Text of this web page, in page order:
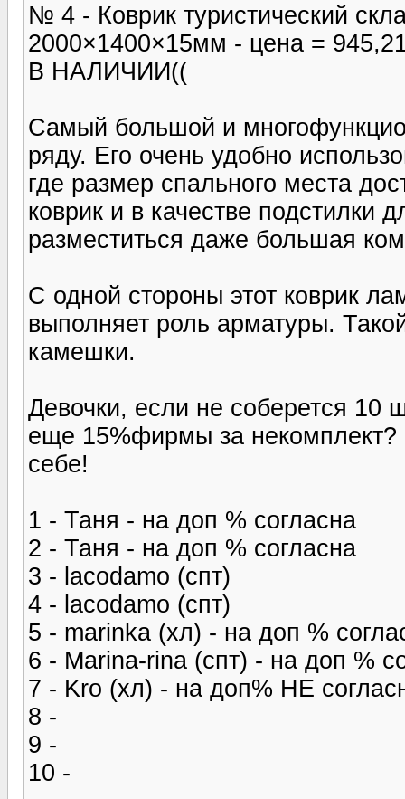
№ 4 - Коврик туристический
2000×1400×15мм - цена =
В НАЛИЧИИ((
Самый большой и
ряду. Его очень удобно
где размер спального места
коврик и в качестве подстилки
разместиться даже большая
С одной стороны этот коврик
выполняет роль арматуры.
камешки.
Девочки, если не соберется 10
еще 15%фирмы за некомплект?
себе!
1 - Таня - на доп % согласна
2 - Таня - на доп % согласна
3 - lacodamo (спт)
4 - lacodamo (спт)
5 - marinka (хл) - на доп %
6 - Marina-rina (спт) - на доп %
7 - Kro (хл) - на доп% НЕ
8 -
9 -
10 -